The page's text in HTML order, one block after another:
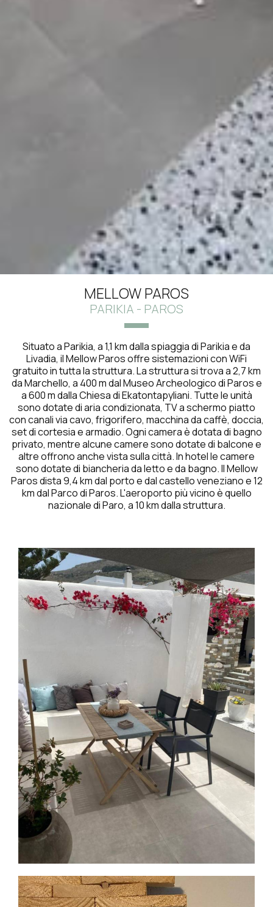
MELLOW PAROS
PARIKIA - PAROS
Situato a Parikia, a 1,1 km dalla spiaggia di Parikia e da
Livadia, il Mellow Paros offre sistemazioni con WiFi
gratuito in tutta la struttura. La struttura si trova a 2,7 km
da Marchello, a 400 m dal Museo Archeologico di Paros e
a 600 m dalla Chiesa di Ekatontapyliani. Tutte le unità
sono dotate di aria condizionata, TV a schermo piatto
con canali via cavo, frigorifero, macchina da caffè, doccia,
set di cortesia e armadio. Ogni camera è dotata di bagno
privato, mentre alcune camere sono dotate di balcone e
altre offrono anche vista sulla città. In hotel le camere
sono dotate di biancheria da letto e da bagno. Il Mellow
Paros dista 9,4 km dal porto e dal castello veneziano e 12
km dal Parco di Paros. L'aeroporto più vicino è quello
nazionale di Paro, a 10 km dalla struttura.